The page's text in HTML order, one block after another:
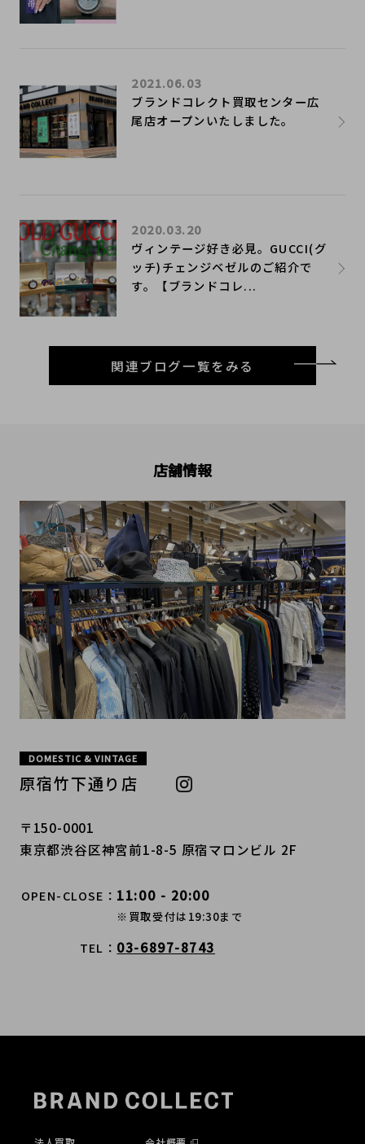
ブランドコレクト買取センター広
尾店オープンいたしました。
2021.06.03
ヴィンテージ好き必見。GUCCI(グ
ッチ)チェンジベゼルのご紹介で
す。【ブランドコレ...
2020.03.20
関連ブログ一覧をみる
店舗情報
DOMESTIC & VINTAGE
原宿竹下通り店
〒150-0001
東京都渋谷区神宮前1-8-5 原宿マロンビル 2F
OPEN-CLOSE 11:00 - 20:00
※買取受付は19:30まで
TEL 03-6897-8743